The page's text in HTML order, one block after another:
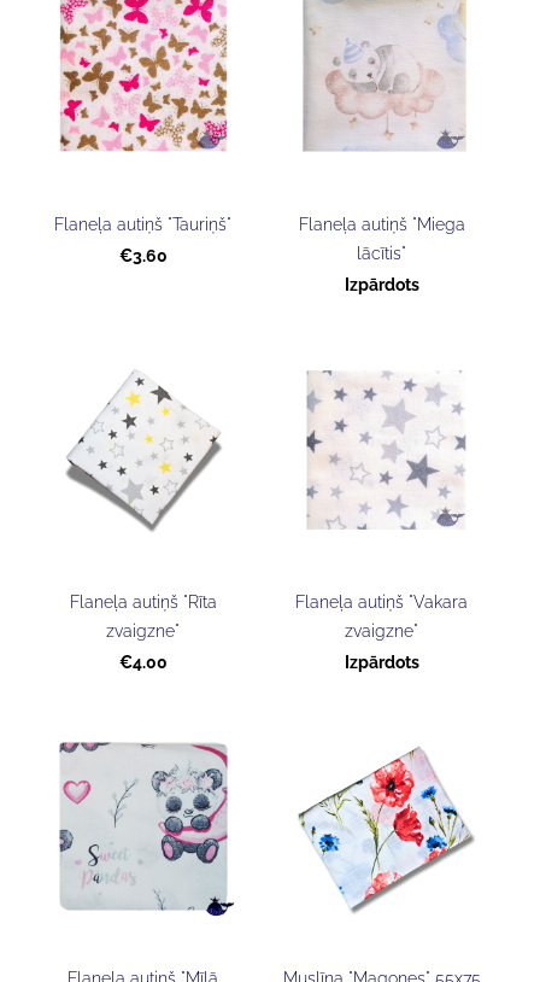
Flaneļa autiņš "Tauriņš"
€3.60
Flaneļa autiņš "Miega
lācītis"
Izpārdots
Flaneļa autiņš "Rīta
zvaigzne"
€4.00
Flaneļa autiņš "Vakara
zvaigzne"
Izpārdots